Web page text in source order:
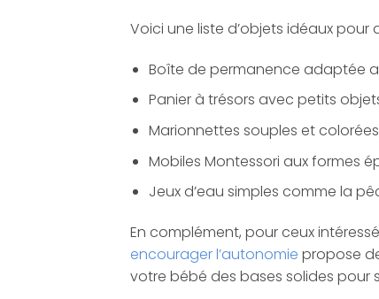
Voici une liste d’objets idéaux
Boîte de permanence adaptée
Panier à trésors avec petits
Marionnettes souples et
Mobiles Montessori aux formes
Jeux d’eau simples comme la
En complément, pour ceux
encourager l’autonomie propose
votre bébé des bases solides